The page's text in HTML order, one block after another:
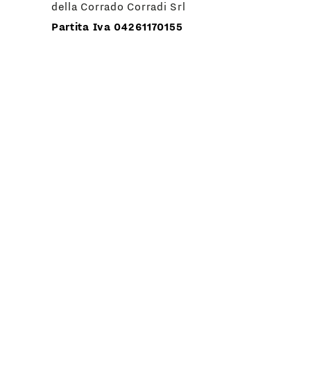
della Corrado Corradi Srl
Partita Iva 04261170155